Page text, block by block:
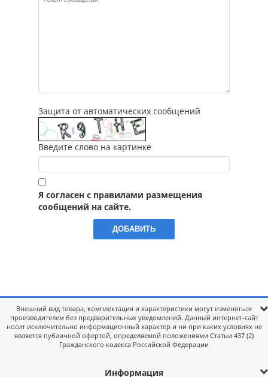
Защита от автоматических сообщений
Введите слово на картинке
Я согласен с правилами размещения
сообщений на сайте.
Внешний вид товара, комплектация и характеристики могут изменяться
производителем без предварительных уведомлений. Данный интернет-сайт
носит исключительно информационный характер и ни при каких условиях не
является публичной офертой, определяемой положениями Статьи 437 (2)
Гражданского кодекса Российской Федерации
Информация